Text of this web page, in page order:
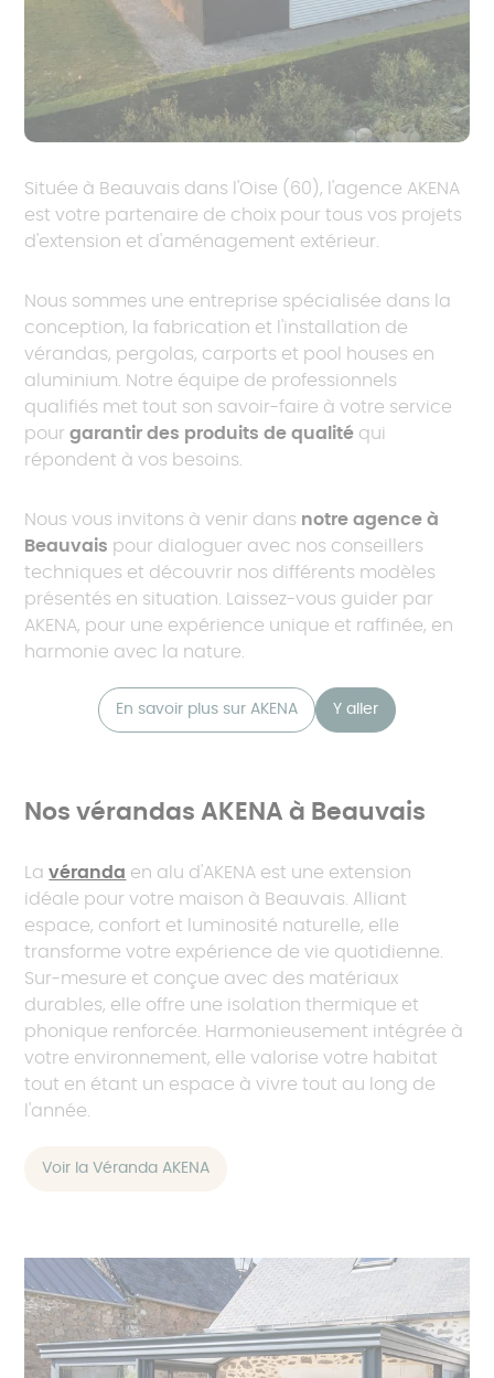
Située à Beauvais dans l'Oise (60), l'agence AKENA
est votre partenaire de choix pour tous vos projets
d'extension et d'aménagement extérieur.
Nous sommes une entreprise spécialisée dans la
conception, la fabrication et l'installation de
vérandas, pergolas, carports et pool houses en
aluminium. Notre équipe de professionnels
qualifiés met tout son savoir-faire à votre service
pourgarantir des produits de qualité qui
répondent à vos besoins.
Nous vous invitons à venir dans notre agence à
Beauvais pour dialoguer avec nos conseillers
techniques et découvrir nos différents modèles
présentés en situation. Laissez-vous guider par
AKENA, pour une expérience unique et raffinée, en
harmonie avec la nature.
En savoir plus sur AKENA Y aller
Nos vérandas AKENA à Beauvais
Lavéranda en alu d'AKENA est une extension
idéale pour votre maison à Beauvais. Alliant
espace, confort et luminosité naturelle, elle
transforme votre expérience de vie quotidienne.
Sur-mesure et conçue avec des matériaux
durables, elle offre une isolation thermique et
phonique renforcée. Harmonieusement intégrée à
votre environnement, elle valorise votre habitat
tout en étant un espace à vivre tout au long de
l'année.
Voir la Véranda AKENA